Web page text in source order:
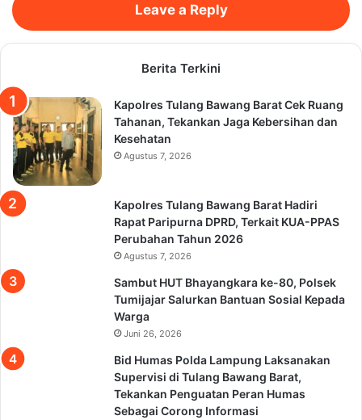
Leave a Reply
Berita Terkini
Kapolres Tulang Bawang Barat Cek Ruang
Tahanan, Tekankan Jaga Kebersihan dan
Kesehatan
Agustus 7, 2026
Kapolres Tulang Bawang Barat Hadiri
Rapat Paripurna DPRD, Terkait KUA-PPAS
Perubahan Tahun 2026
Agustus 7, 2026
Sambut HUT Bhayangkara ke-80, Polsek
Tumijajar Salurkan Bantuan Sosial Kepada
Warga
Juni 26, 2026
Bid Humas Polda Lampung Laksanakan
Supervisi di Tulang Bawang Barat,
Tekankan Penguatan Peran Humas
Sebagai Corong Informasi